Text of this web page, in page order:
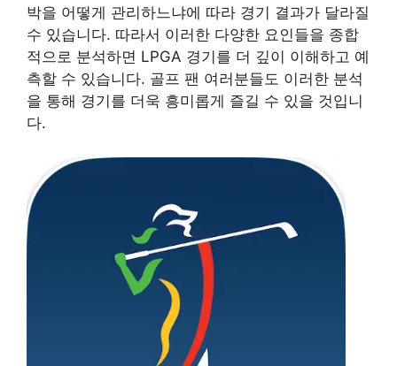
박을 어떻게 관리하느냐에 따라 경기 결과가 달라질
수 있습니다. 따라서 이러한 다양한 요인들을 종합
적으로 분석하면 LPGA 경기를 더 깊이 이해하고 예
측할 수 있습니다. 골프 팬 여러분들도 이러한 분석
을 통해 경기를 더욱 흥미롭게 즐길 수 있을 것입니
다.